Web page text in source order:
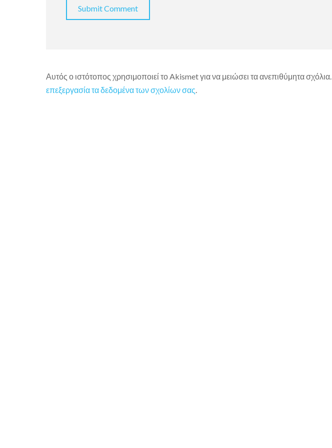
Αυτός ο ιστότοπος χρησιμοποιεί το Akismet για να μειώσει τα ανεπιθύμητα σχόλια.
επεξεργασία τα δεδομένα των σχολίων σας.